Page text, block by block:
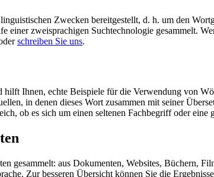
Zwecken bereitgestellt, d. h. um den
zweisprachigen Suchtechnologie gesammelt.
schreiben Sie uns.
Ihnen, echte Beispiele für die Verwendung von
in denen dieses Wort zusammen mit seiner
ob es sich um einen seltenen Fachbegriff oder
gesammelt: aus Dokumenten, Websites, Büchern,
Zur besseren Übersicht können Sie die